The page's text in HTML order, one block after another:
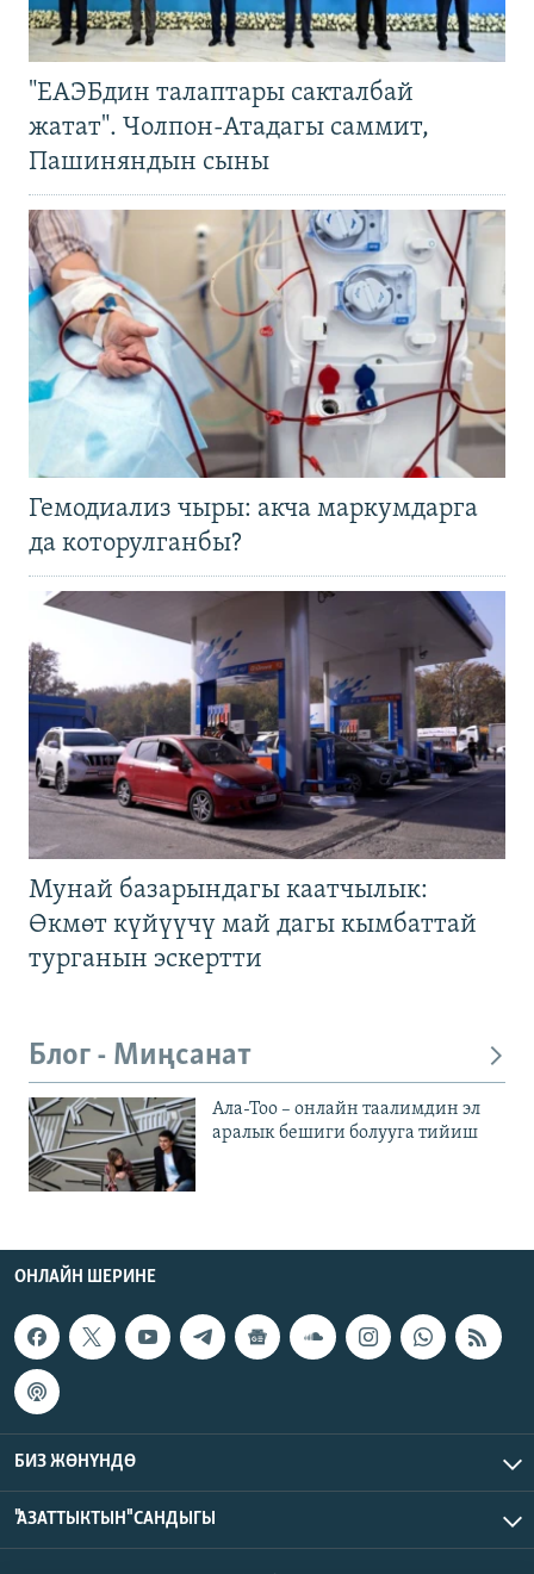
"ЕАЭБдин талаптары сакталбай
жатат". Чолпон-Атадагы саммит,
Пашиняндын сыны
Гемодиализ чыры: акча маркумдарга
да которулганбы?
Мунай базарындагы каатчылык:
Өкмөт күйүүчү май дагы кымбаттай
турганын эскертти
Блог - Миңсанат
Ала-Тоо – онлайн таалимдин эл
аралык бешиги болууга тийиш
ОНЛАЙН ШЕРИНЕ
БИЗ ЖӨНҮНДӨ
"АЗАТТЫКТЫН" САНДЫГЫ